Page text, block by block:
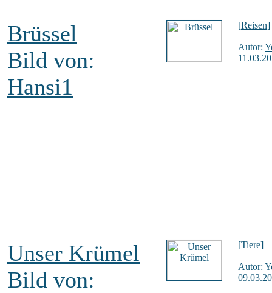
Brüssel
Bild von:
Hansi1
[Reisen]
Autor:
Unser Krümel
Bild von:
[Tiere]
Autor: